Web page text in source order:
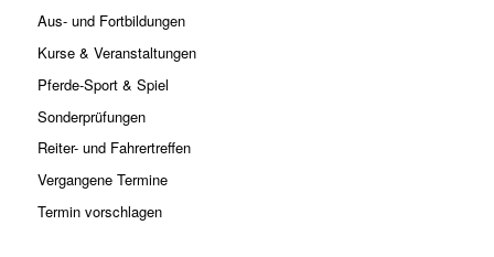
Aus- und Fortbildungen
Kurse & Veranstaltungen
Pferde-Sport & Spiel
Sonderprüfungen
Reiter- und Fahrertreffen
Vergangene Termine
Termin vorschlagen